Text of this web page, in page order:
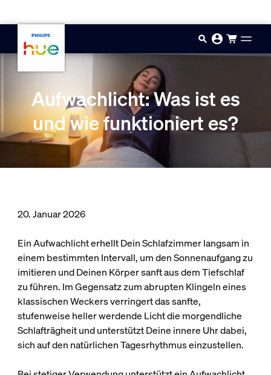
Aufwachlicht: Was ist es
und wie funktioniert es?
20. Januar 2026
Ein Aufwachlicht erhellt Dein Schlafzimmer langsam in
einem bestimmten Intervall, um den Sonnenaufgang zu
imitieren und Deinen Körper sanft aus dem Tiefschlaf
zu führen. Im Gegensatz zum abrupten Klingeln eines
klassischen Weckers verringert das sanfte,
stufenweise heller werdende Licht die morgendliche
Schlafträgheit und unterstützt Deine innere Uhr dabei,
sich auf den natürlichen Tagesrhythmus einzustellen.